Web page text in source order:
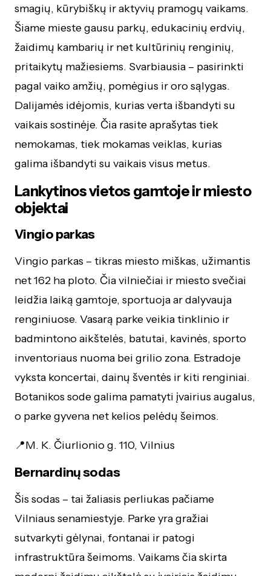
smagių, kūrybiškų ir aktyvių pramogų vaikams.
Šiame mieste gausu parkų, edukacinių erdvių,
žaidimų kambarių ir net kultūrinių renginių,
pritaikytų mažiesiems. Svarbiausia – pasirinkti
pagal vaiko amžių, pomėgius ir oro sąlygas.
Dalijamės idėjomis, kurias verta išbandyti su
vaikais sostinėje. Čia rasite aprašytas tiek
nemokamas, tiek mokamas veiklas, kurias
galima išbandyti su vaikais visus metus.
Lankytinos vietos gamtoje ir miesto
objektai
Vingio parkas
Vingio parkas – tikras miesto miškas, užimantis
net 162 ha ploto. Čia vilniečiai ir miesto svečiai
leidžia laiką gamtoje, sportuoja ar dalyvauja
renginiuose. Vasarą parke veikia tinklinio ir
badmintono aikštelės, batutai, kavinės, sporto
inventoriaus nuoma bei grilio zona. Estradoje
vyksta koncertai, dainų šventės ir kiti renginiai.
Botanikos sode galima pamatyti įvairius augalus,
o parke gyvena net kelios pelėdų šeimos.
📍M. K. Čiurlionio g. 110, Vilnius
Bernardinų sodas
Šis sodas – tai žaliasis perliukas pačiame
Vilniaus senamiestyje. Parke yra gražiai
sutvarkyti gėlynai, fontanai ir patogi
infrastruktūra šeimoms. Vaikams čia skirta